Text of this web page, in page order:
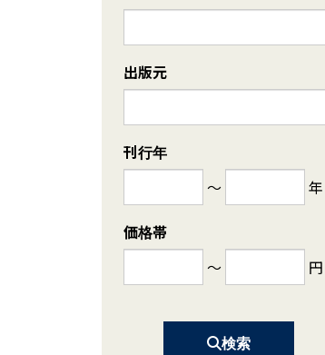
出版元
刊行年
～
年
価格帯
～
円
検索